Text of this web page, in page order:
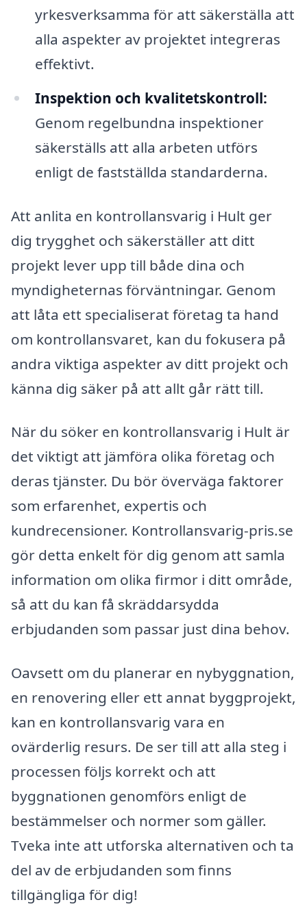
yrkesverksamma för att säkerställa att
alla aspekter av projektet integreras
effektivt.
Inspektion och kvalitetskontroll:
Genom regelbundna inspektioner
säkerställs att alla arbeten utförs
enligt de fastställda standarderna.
Att anlita en kontrollansvarig i Hult ger
dig trygghet och säkerställer att ditt
projekt lever upp till både dina och
myndigheternas förväntningar. Genom
att låta ett specialiserat företag ta hand
om kontrollansvaret, kan du fokusera på
andra viktiga aspekter av ditt projekt och
känna dig säker på att allt går rätt till.
När du söker en kontrollansvarig i Hult är
det viktigt att jämföra olika företag och
deras tjänster. Du bör överväga faktorer
som erfarenhet, expertis och
kundrecensioner. Kontrollansvarig-pris.se
gör detta enkelt för dig genom att samla
information om olika firmor i ditt område,
så att du kan få skräddarsydda
erbjudanden som passar just dina behov.
Oavsett om du planerar en nybyggnation,
en renovering eller ett annat byggprojekt,
kan en kontrollansvarig vara en
ovärderlig resurs. De ser till att alla steg i
processen följs korrekt och att
byggnationen genomförs enligt de
bestämmelser och normer som gäller.
Tveka inte att utforska alternativen och ta
del av de erbjudanden som finns
tillgängliga för dig!